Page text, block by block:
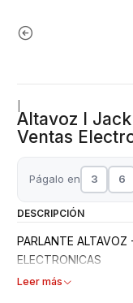
Altavoz I
Ventas
Págalo en 3 6
DESCRIPCIÓN
PARLANTE
ELECTRONICAS
Leer más